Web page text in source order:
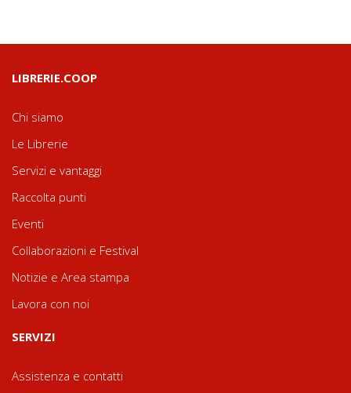
LIBRERIE.COOP
Chi siamo
Le Librerie
Servizi e vantaggi
Raccolta punti
Eventi
Collaborazioni e Festival
Notizie e Area stampa
Lavora con noi
SERVIZI
Assistenza e contatti